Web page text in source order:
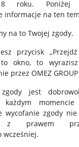
roku. Poniżej
informacje na ten
na to Twojej zgody.
przycisk
to okno, to
przez OMEZ GROUP
zgody jest
każdym
wycofanie zgody nie
z prawem
wcześniej.